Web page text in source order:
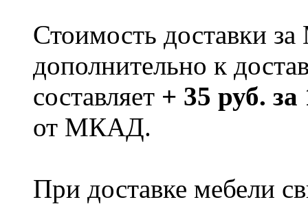
Стоимость доставки
дополнительно к
составляет + 35 руб.
от МКАД.
При доставке мебели